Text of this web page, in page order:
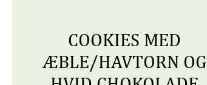
COOKIES MED
ÆBLE/HAVTORN OG